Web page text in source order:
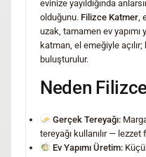
evinize yayıldığında
olduğunu. Filizce Katmer
uzak, tamamen ev yapımı
katman, el emeğiyle
buluşturulur.
Neden
Gerçek Tereyağı:
tereyağı kullanılır — lezzet
Ev Yapımı Üretim: